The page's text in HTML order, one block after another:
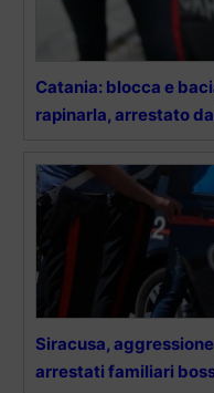
Catania: blocca e
rapinarla, arrestato
Siracusa,
arrestati familiari